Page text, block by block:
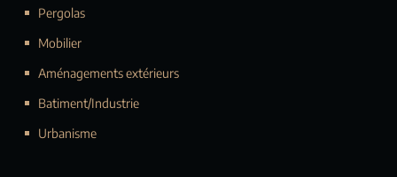
Pergolas
Mobilier
Aménagements extérieurs
Batiment/Industrie
Urbanisme